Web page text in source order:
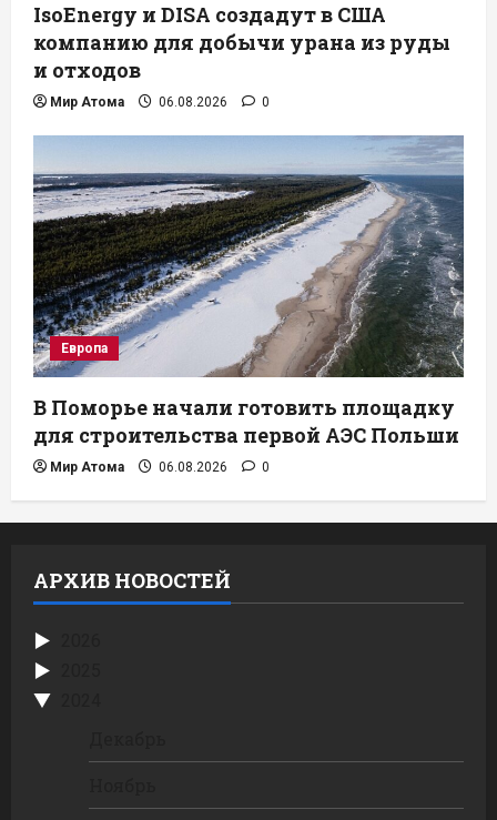
IsoEnergy и DISA создадут в США
компанию для добычи урана из руды
и отходов
Мир Атома 06.08.2026 0
Европа
В Поморье начали готовить площадку
для строительства первой АЭС Польши
Мир Атома 06.08.2026 0
АРХИВ НОВОСТЕЙ